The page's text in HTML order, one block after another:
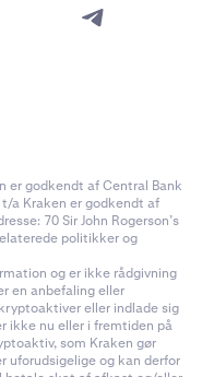
er godkendt af Central Bank
a Kraken er godkendt af
70 Sir John Rogerson’s
politikker og
og er ikke rådgivning
en anbefaling eller
eller indlade sig
ikke nu eller i fremtiden på
som Kraken gør
og kan derfor